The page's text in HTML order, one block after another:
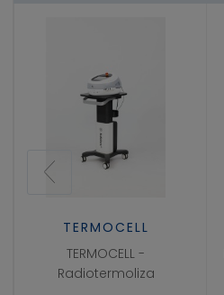
TERMOCELL
TERMOCELL -
Radiotermoliza